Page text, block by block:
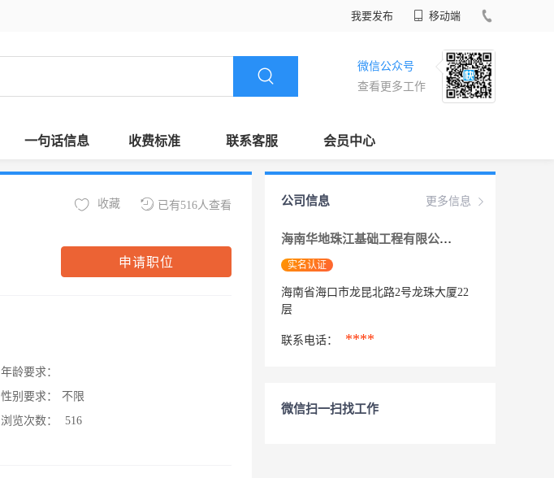
我要发布 移动端
微信公众号
查看更多工作
一句话信息 收费标准 联系客服 会员中心
已有516人查看
收藏
申请职位
年龄要求：
性别要求：
不限
浏览次数：
516
更多信息
公司信息
海南华地珠江基础工程有限公司
实名认证
海南省海口市龙昆北路2号龙珠大厦22
层
联系电话： ****
微信扫一扫找工作